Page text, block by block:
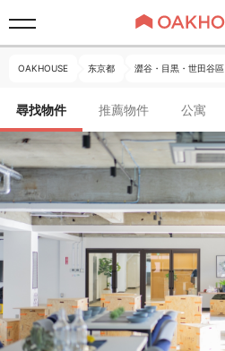
OAKHOUSE 东京都 澀谷・目黒・世田谷區
尋找物件 推薦物件 公寓